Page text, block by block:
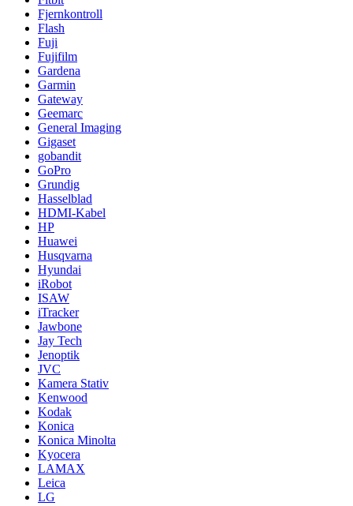
Fjernkontroll
Flash
Fuji
Fujifilm
Gardena
Garmin
Gateway
Geemarc
General Imaging
Gigaset
gobandit
GoPro
Grundig
Hasselblad
HDMI-Kabel
HP
Huawei
Husqvarna
Hyundai
iRobot
ISAW
iTracker
Jawbone
Jay Tech
Jenoptik
JVC
Kamera Stativ
Kenwood
Kodak
Konica
Konica Minolta
Kyocera
LAMAX
Leica
LG